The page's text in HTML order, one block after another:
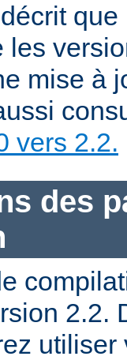
les
mise à
vers 2.2.
des
2.2.